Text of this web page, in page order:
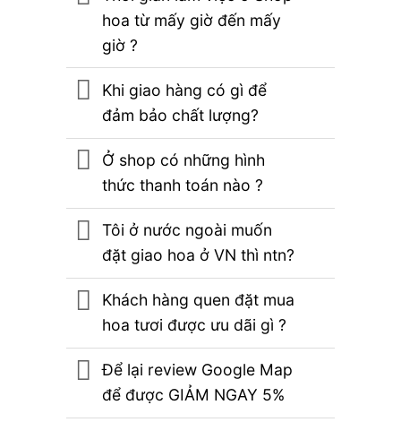
hoa từ mấy giờ đến mấy
giờ ?
Khi giao hàng có gì để
đảm bảo chất lượng?
Ở shop có những hình
thức thanh toán nào ?
Tôi ở nước ngoài muốn
đặt giao hoa ở VN thì ntn?
Khách hàng quen đặt mua
hoa tươi được ưu dãi gì ?
Để lại review Google Map
để được GIẢM NGAY 5%